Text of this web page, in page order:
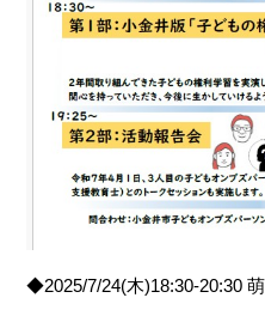
◆2025/7/24(木)18:30-20:30